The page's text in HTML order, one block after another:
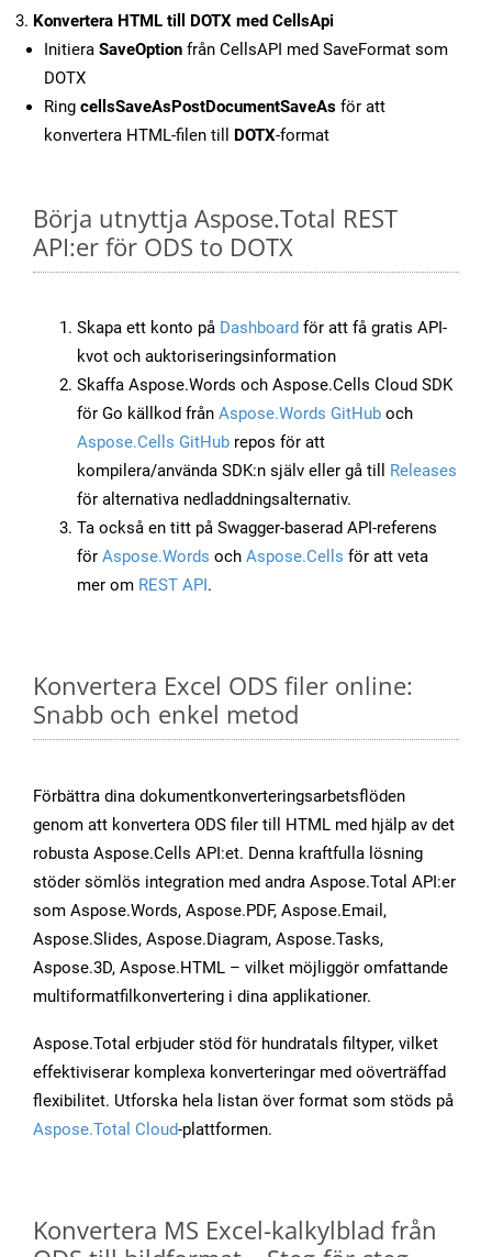
Konvertera HTML till DOTX med CellsApi
Initiera SaveOption från CellsAPI med SaveFormat som
DOTX
Ring cellsSaveAsPostDocumentSaveAs för att
konvertera HTML-filen till DOTX-format
Börja utnyttja Aspose.Total REST
API:er för ODS to DOTX
Skapa ett konto på Dashboard för att få gratis API-
kvot och auktoriseringsinformation
Skaffa Aspose.Words och Aspose.Cells Cloud SDK
för Go källkod från Aspose.Words GitHub och
Aspose.Cells GitHub repos för att
kompilera/använda SDK:n själv eller gå till Releases
för alternativa nedladdningsalternativ.
Ta också en titt på Swagger-baserad API-referens
för Aspose.Words och Aspose.Cells för att veta
mer om REST API.
Konvertera Excel ODS filer online:
Snabb och enkel metod
Förbättra dina dokumentkonverteringsarbetsflöden
genom att konvertera ODS filer till HTML med hjälp av det
robusta Aspose.Cells API:et. Denna kraftfulla lösning
stöder sömlös integration med andra Aspose.Total API:er
som Aspose.Words, Aspose.PDF, Aspose.Email,
Aspose.Slides, Aspose.Diagram, Aspose.Tasks,
Aspose.3D, Aspose.HTML – vilket möjliggör omfattande
multiformatfilkonvertering i dina applikationer.
Aspose.Total erbjuder stöd för hundratals filtyper, vilket
effektiviserar komplexa konverteringar med oöverträffad
flexibilitet. Utforska hela listan över format som stöds på
Aspose.Total Cloud-plattformen.
Konvertera MS Excel-kalkylblad från